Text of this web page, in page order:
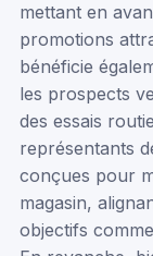
mettant en
promotions
bénéficie
les prospects
des essais
représentants
conçues pour
magasin,
objectifs